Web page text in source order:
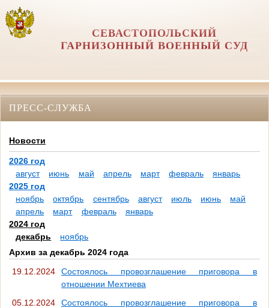
СЕВАСТОПОЛЬСКИЙ
ГАРНИЗОННЫЙ ВОЕННЫЙ СУД
ПРЕСС-СЛУЖБА
Новости
2026 год
август
июнь май апрель март февраль
январь
2025 год
ноябрь
октябрь сентябрь август июль июнь
май
апрель
март февраль
январь
2024 год
декабрь
ноябрь
Архив за декабрь 2024 года
19.12.2024
Состоялось провозглашение приговора в
отношении Мехтиева
05.12.2024
Состоялось провозглашение приговора в